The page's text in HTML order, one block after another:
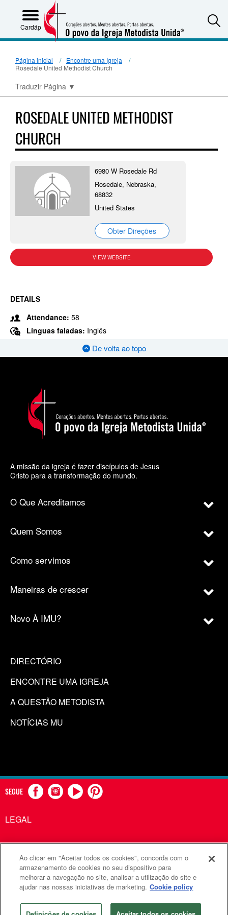
Cardápio
Página inicial
Encontre uma Igreja
Rosedale United Methodist Church
Traduzir Página ▼
ROSEDALE UNITED METHODIST
CHURCH
6980 W Rosedale Rd
Rosedale, Nebraska,
68832
United States
Obter Direções
VIEW WEBSITE
DETAILS
Attendance: 58
Línguas faladas: Inglês
De volta ao topo
A missão da igreja é fazer discípulos de Jesus
Cristo para a transformação do mundo.
O Que Acreditamos
Quem Somos
Como servimos
Maneiras de crescer
Novo À IMU?
DIRECTÓRIO
ENCONTRE UMA IGREJA
A QUESTÃO METODISTA
NOTÍCIAS MU
SEGUE
LEGAL
Comunicações Metodistas Unidas é uma agência da Igreja
Metodista Unida
©2026 Comunicações Metodistas Unidas. Todos os direitos
reservados
Ao clicar em "Aceitar todos os cookies", concorda com o
armazenamento de cookies no seu dispositivo para
melhorar a navegação no site, analisar a utilização do site e
ajudar nas nossas iniciativas de marketing. Cookie policy